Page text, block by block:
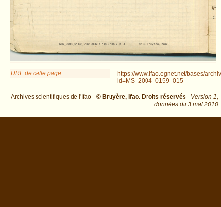
URL de cette page
https://www.ifao.egnet.net/bases/
id=MS_2004_0159_015
Archives scientifiques de l'Ifao - © Bruyère, Ifao. Droits réservés - Version 1,
données du 3 mai 2010